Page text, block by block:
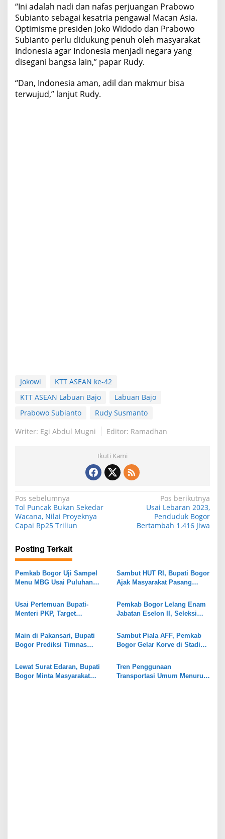
“Ini adalah nadi dan nafas perjuangan Prabowo
Subianto sebagai kesatria pengawal Macan Asia.
Optimisme presiden Joko Widodo dan Prabowo
Subianto perlu didukung penuh oleh masyarakat
Indonesia agar Indonesia menjadi negara yang
disegani bangsa lain,” papar Rudy.
“Dan, Indonesia aman, adil dan makmur bisa
terwujud,” lanjut Rudy.
Jokowi
KTT ASEAN ke-42
KTT ASEAN Labuan Bajo
Labuan Bajo
Prabowo Subianto
Rudy Susmanto
Writer: Egi Abdul Mugni
Editor: Ramadhan
Ikuti Kami
N
a
v
i
g
a
s
i
p
s
Pos sebelumnya
Tol Puncak Bukan Sekedar
Wacana, Nilai Proyeknya
Capai Rp25 Triliun
Pos berikutnya
Usai Lebaran 2023,
Penduduk Bogor
Bertambah 1.416 Jiwa
Posting Terkait
Pemkab Bogor Uji Sampel
Menu MBG Usai Puluhan
Diduga Keracunan
Sambut HUT RI, Bupati Bogor
Ajak Masyarakat Pasang
Serentak
Usai Pertemuan Bupati-
Menteri PKP, Target
Naik Jadi 8 Ribu Unit
Pemkab Bogor Lelang Enam
Jabatan Eselon II, Seleksi
Barat
Main di Pakansari, Bupati
Bogor Prediksi Timnas
2-0
Sambut Piala AFF, Pemkab
Bogor Gelar Korve di Stadion
Lewat Surat Edaran, Bupati
Bogor Minta Masyarakat
Tren Penggunaan
Transportasi Umum Menurun,